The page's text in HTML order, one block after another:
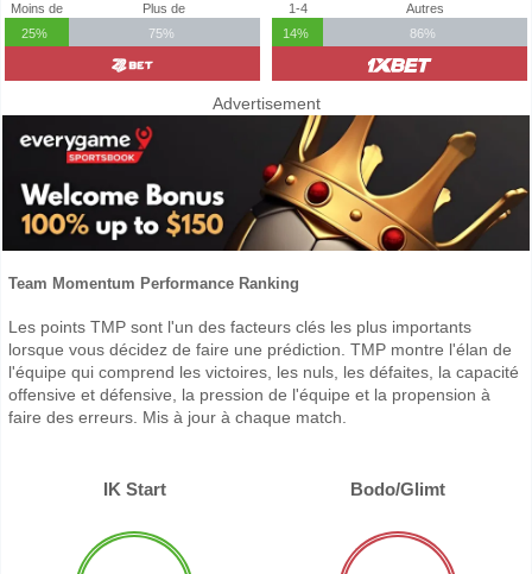
Moins de
25%
Plus de
75%
1-4
14%
Autres
86%
Advertisement
Team Momentum Performance Ranking
Les points TMP sont l'un des facteurs clés les plus importants
lorsque vous décidez de faire une prédiction. TMP montre l'élan de
l'équipe qui comprend les victoires, les nuls, les défaites, la capacité
offensive et défensive, la pression de l'équipe et la propension à
faire des erreurs. Mis à jour à chaque match.
IK Start Bodo/Glimt